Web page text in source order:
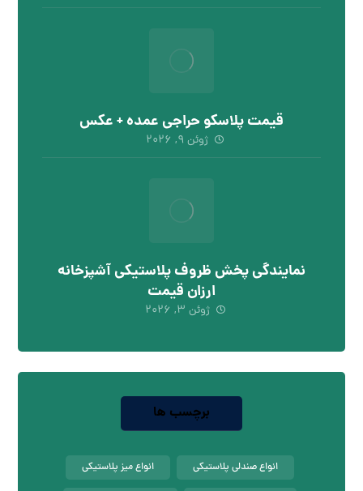
قیمت پلاسکو حراجی عمده + عکس
ژوئن ۹, ۲۰۲۶
نمایندگی پخش ظروف پلاستیکی آشپزخانه
ارزان قیمت
ژوئن ۳, ۲۰۲۶
برچسب ها
انواع صندلی پلاستیکی انواع میز پلاستیکی